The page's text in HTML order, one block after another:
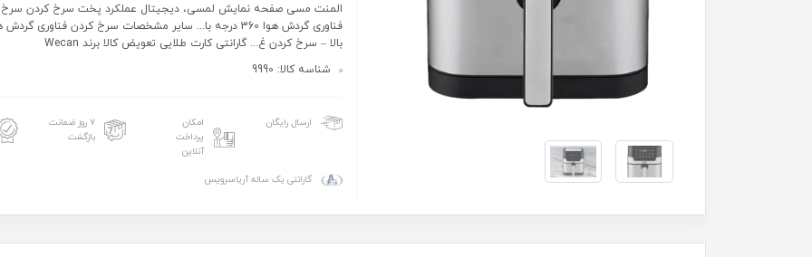
المنت مسی صفحه نمایش لمسی، دیجیتال عملکرد پخت سرخ کردن سرخ
فناوری گردش هوا 360 درجه با... سایر مشخصات سرخ کردن فناوری
بالا – سرخ کردن غ... گارانتی کارت طلایی تعویض کالا برند Wecan
شناسه کالا: 9990
ارسال رایگان
امکان
پرداخت
آنلاین
۷ روز ضمانت
بازگشت
گارانتی یک ساله آریاسرویس